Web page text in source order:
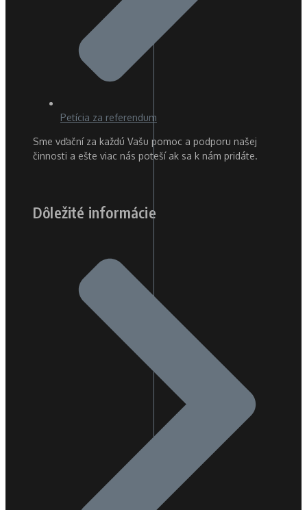
Petícia za referendum
Sme vďační za každú Vašu pomoc a podporu našej
činnosti a ešte viac nás poteší ak sa k nám pridáte.
Dôležité informácie